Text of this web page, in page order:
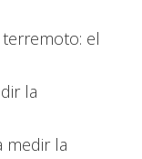
el
la
medir la